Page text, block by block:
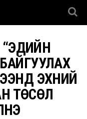
ЭХНИЙ
ТӨСӨЛ